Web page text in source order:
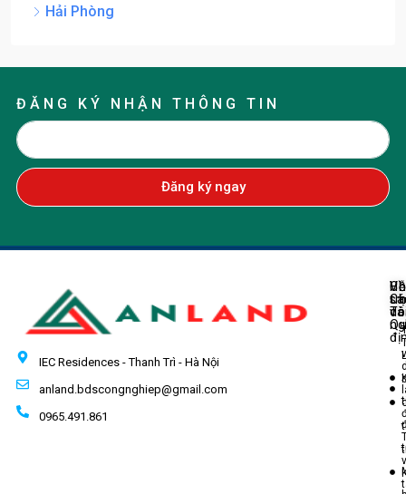
Hải Phòng
ĐĂNG KÝ NHẬN THÔNG TIN
Đăng ký ngay
IEC Residences - Thanh Trì - Hà Nội
anland.bdscongnghiep@gmail.com
0965.491.861
Về
Hỗ
và